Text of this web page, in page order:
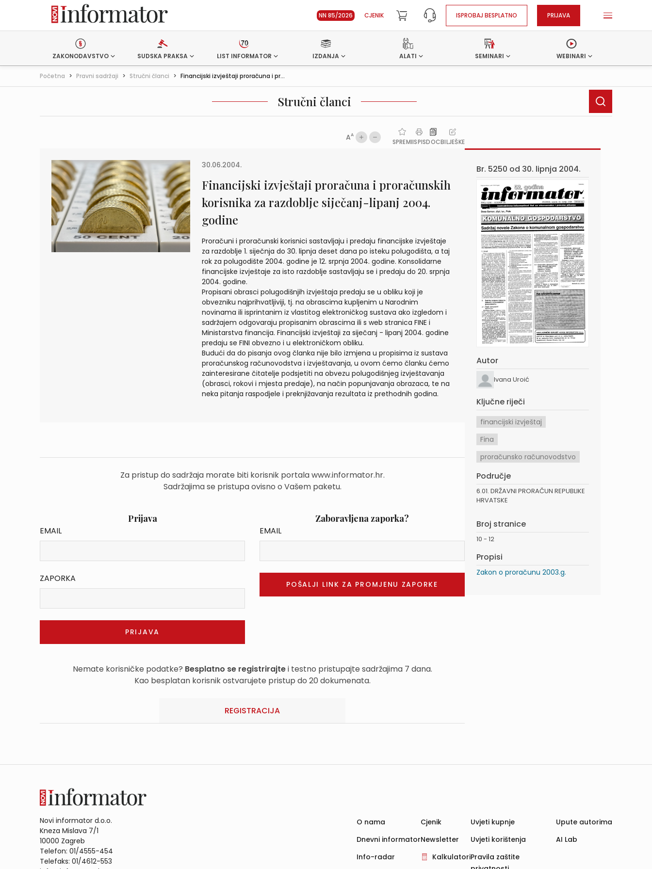
NN 85/2026 CJENIK ISPROBAJ BESPLATNO PRIJAVA
ZAKONODAVSTVO SUDSKA PRAKSA LIST INFORMATOR IZDANJA ALATI SEMINARI WEBINARI
Početna > Pravni sadržaji > Stručni članci > Financijski izvještaji proračuna i pr...
Stručni članci
AA
SPREMIISPISDOCBILJEŠKE
30.06.2004.
Financijski izvještaji proračuna i proračunskih
korisnika za razdoblje siječanj-lipanj 2004.
godine
Proračuni i proračunski korisnici sastavljaju i predaju financijske izvještaje
za razdoblje 1. siječnja do 30. lipnja deset dana po isteku polugodišta, a taj
rok za polugodište 2004. godine je 12. srpnja 2004. godine. Konsolidarne
financijske izvještaje za isto razdoblje sastavljaju se i predaju do 20. srpnja
2004. godine.
Propisani obrasci polugodišnjih izvještaja predaju se u obliku koji je
obvezniku najprihvatljiviji, tj. na obrascima kupljenim u Narodnim
novinama ili isprintanim iz vlastitog elektroničkog sustava ako izgledom i
sadržajem odgovaraju propisanim obrascima ili s web stranica FINE i
Ministarstva financija. Financijski izvještaji za siječanj - lipanj 2004. godine
predaju se FINI obvezno i u elektroničkom obliku.
Budući da do pisanja ovog članka nije bilo izmjena u propisima iz sustava
proračunskog računovodstva i izvještavanja, u ovom ćemo članku ćemo
zainteresirane čitatelje podsjetiti na obvezu polugodišnjeg izvještavanja
(obrasci, rokovi i mjesta predaje), na način popunjavanja obrazaca, te na
neka pitanja raspodjele i preknjižavanja rezultata iz prethodnih godina.
Za pristup do sadržaja morate biti korisnik portala www.informator.hr.
Sadržajima se pristupa ovisno o Vašem paketu.
Prijava
EMAIL
ZAPORKA
Zaboravljena zaporka?
EMAIL
Nemate korisničke podatke? Besplatno se registrirajtei testno pristupajte sadržajima 7 dana.
Kao besplatan korisnik ostvarujete pristup do 20 dokumenata.
REGISTRACIJA
Br. 5250 od 30. lipnja 2004.
Autor
Ivana Uroić
Ključne riječi
financijski izvještaj
Fina
proračunsko računovodstvo
Područje
6.01. DRŽAVNI PRORAČUN REPUBLIKE
HRVATSKE
Broj stranice
10 - 12
Propisi
Zakon o proračunu 2003.g.
Novi informator d.o.o.
Kneza Mislava 7/1
10000 Zagreb
Telefon: 01/4555-454
Telefaks: 01/4612-553
O nama
Dnevni informator
Info-radar
Cjenik
Newsletter
Kalkulatori
Uvjeti kupnje
Uvjeti korištenja
Pravila zaštite
Upute autorima
AI Lab